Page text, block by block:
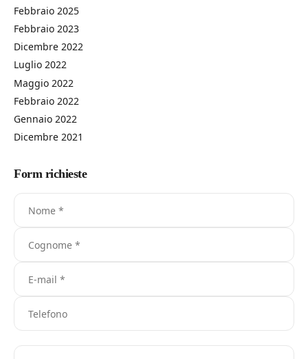
Febbraio 2025
Febbraio 2023
Dicembre 2022
Luglio 2022
Maggio 2022
Febbraio 2022
Gennaio 2022
Dicembre 2021
Form richieste